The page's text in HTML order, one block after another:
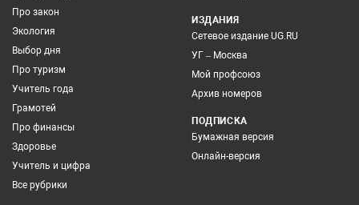
Про закон
Экология
Выбор дня
Про туризм
Учитель года
Грамотей
Про финансы
Здоровье
Учитель и цифра
Все рубрики
ИЗДАНИЯ
Сетевое издание UG.RU
УГ – Москва
Мой профсоюз
Архив номеров
ПОДПИСКА
Бумажная версия
Онлайн-версия